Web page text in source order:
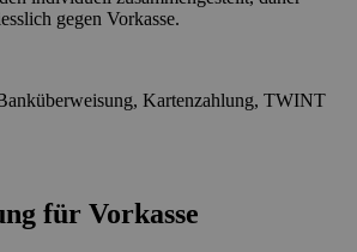
gegen Vorkasse.
Kartenzahlung, TWINT
für Vorkasse